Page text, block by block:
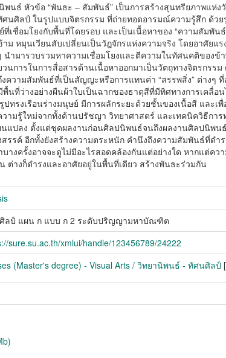
พนธ์ หัวข้อ “พันธะ – สัมพันธ์” เป็นการสร้างสุนทรียภาพแห่ง
ศนศิลป์ ในรูปแบบจิตรกรรม ที่ถ่ายทอดอารมณ์ความรู้สึก ด้ว
ที่เชื่อมโยงกับพื้นที่โดยรอบ และเป็นเนื้อหาของ “ความสัมพัน
าม หมุนเวียนสับเปลี่ยนเป็นวัฎจักรแห่งความจริง โดยอาศัยแ
นำมารวบรวมหาความเชื่อมโยงและตีความในทัศนคติของข้า
วนการในการสื่อสารด้านเนื้อหาออกมาเป็นวัตถุทางจิตรกรร
งความสัมพันธ์ที่เป็นสัญญะหรือการแทนค่า “สรรพสิ่ง” ต่างๆ
พื้นที่ว่างอย่างผืนผ้าใบเป็นฉากของธาตุสีที่มีทิศทางการเคลื่
ปทรงเรือนร่างมนุษย์ มีการผลักระยะด้วยชั้นของเนื้อสี และ
วามรู้ใหม่จากทั้งด้านปรัชญา วิทยาศาสตร์ และเทคนิควิธีการ
นแปลง ตั้งแต่ชุดผลงานก่อนศิลปนิพนธ์จนถึงผลงานศิลปนิพน
สรรค์ อีกทั้งยังสร้างความตระหนัก คำนึงถึงความสัมพันธ์ที่ดำ
บางครั้งอาจจะดูไม่มีอะไรสอดคล้องกันแต่อย่างใด หากแต่ค
ต่างก็ดำรงและอาศัยอยู่ในพื้นที่เดียว สร้างพันธะร่วมกัน
ลป์ แผน ก แบบ ก 2 ระดับปริญญามหาบัณฑิต
sure.su.ac.th/xmlui/handle/123456789/24222
(Master's degree) - Visual Arts / วิทยานิพนธ์ - ทัศนศิลป์